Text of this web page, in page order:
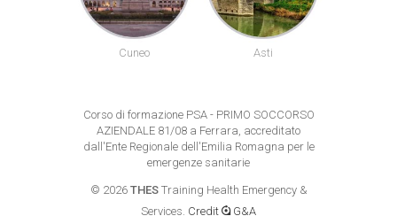
Asti Alessandria
Corso di formazione PSA - PRIMO SOCCORSO
AZIENDALE 81/08 a Ferrara, accreditato
dall'Ente Regionale dell'Emilia Romagna per le
emergenze sanitarie
© 2026 THESTraining Health Emergency &
Services. Credit G&A